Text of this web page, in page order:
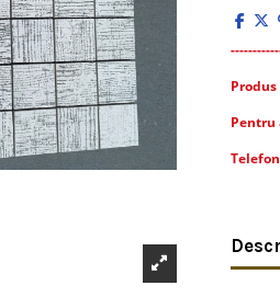
Pentru